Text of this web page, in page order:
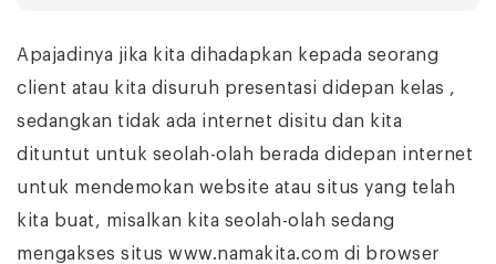
Apajadinya jika kita dihadapkan kepada seorang
client atau kita disuruh presentasi didepan kelas ,
sedangkan tidak ada internet disitu dan kita
dituntut untuk seolah-olah berada didepan internet
untuk mendemokan website atau situs yang telah
kita buat, misalkan kita seolah-olah sedang
mengakses situs www.namakita.com di browser